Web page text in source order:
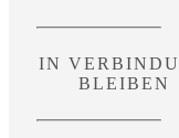
IN
BLEIBEN